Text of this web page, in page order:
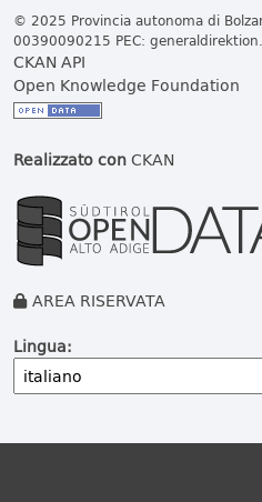
© 2025 Provincia autonoma di
00390090215 PEC:
CKAN API
Open Knowledge Foundation
Realizzato conCKAN
AREA RISERVATA
Lingua